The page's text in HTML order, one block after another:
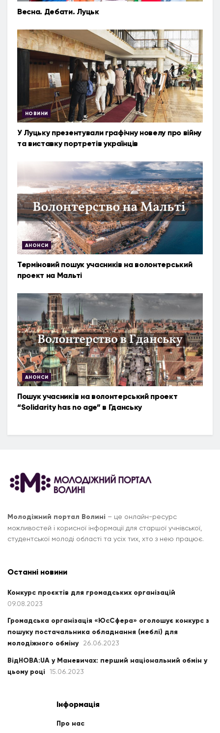
Весна. Дебати. Луцьк
НОВИНИ
У Луцьку презентували графічну новелу про війну
та виставку портретів українців
АНОНСИ
Терміновий пошук учасників на волонтерський
проект на Мальті
АНОНСИ
Пошук учасників на волонтерський проект
“Solidarity has no age” в Гданську
Молодіжний портал Волині – це онлайн-ресурс
можливостей і корисної інформації для старшої учнівської,
студентської молоді області та усіх тих, хто з нею працює.
Останні новини
Конкурс проєктів для громадських організацій
09.08.2023
Громадська організація «ЮсСфера» оголошує конкурс з
пошуку постачальника обладнання (меблі) для
молодіжного обміну
26.06.2023
ВідНОВА:UA у Маневичах: перший національний обмін у
цьому році
15.06.2023
Інформація
Про нас